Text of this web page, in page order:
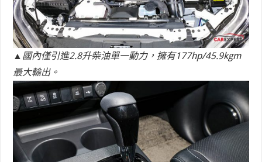
▲國內僅引進2.8升柴油單一動力，擁有177hp/45.9kgm
最大輸出。